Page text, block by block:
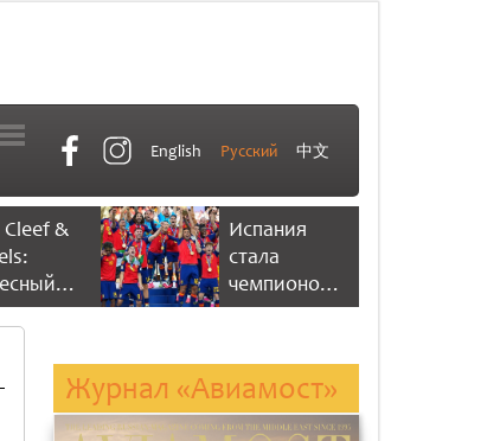
English Русский 中文
Cleef &
Испания
стала
чемпионом
мира по
одержав
победу со
счетом 1:0
Журнал «Авиамост»